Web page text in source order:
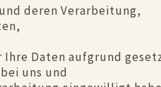
deren Verarbeitung,
Daten aufgrund
uns und